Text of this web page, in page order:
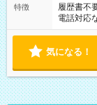
特徴 履歴書不
電話対応
気になる！